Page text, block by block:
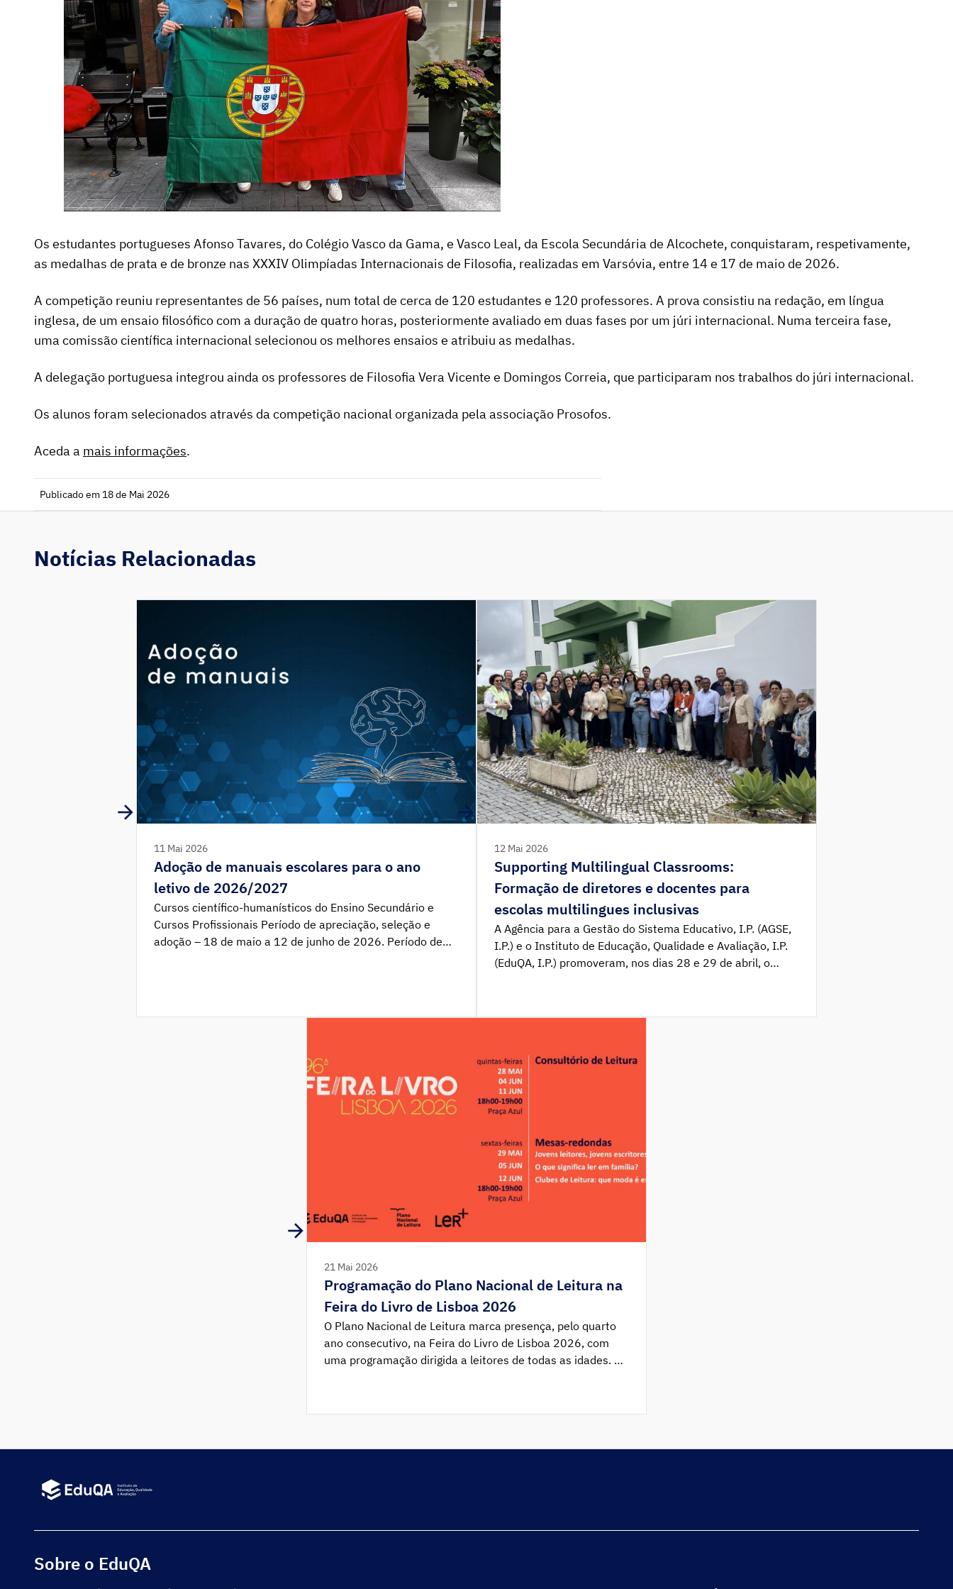
Os estudantes portugueses Afonso Tavares, do Colégio Vasco da Gama, e Vasco Leal, da Escola Secundária de Alcochete, conquistaram, respetivamente,
as medalhas de prata e de bronze nas XXXIV Olimpíadas Internacionais de Filosofia, realizadas em Varsóvia, entre 14 e 17 de maio de 2026.
A competição reuniu representantes de 56 países, num total de cerca de 120 estudantes e 120 professores. A prova consistiu na redação, em língua
inglesa, de um ensaio filosófico com a duração de quatro horas, posteriormente avaliado em duas fases por um júri internacional. Numa terceira fase,
uma comissão científica internacional selecionou os melhores ensaios e atribuiu as medalhas.
A delegação portuguesa integrou ainda os professores de Filosofia Vera Vicente e Domingos Correia, que participaram nos trabalhos do júri internacional.
Os alunos foram selecionados através da competição nacional organizada pela associação Prosofos.
Aceda a mais informações.
Publicado em 18 de Mai 2026
Notícias Relacionadas
11 Mai 2026
Adoção de manuais escolares para o ano
letivo de 2026/2027
Cursos científico-humanísticos do Ensino Secundário e
Cursos Profissionais Período de apreciação, seleção e
adoção – 18 de maio a 12 de junho de 2026. Período de
12 Mai 2026
Supporting Multilingual Classrooms:
Formação de diretores e docentes para
escolas multilingues inclusivas
A Agência para a Gestão do Sistema Educativo, I.P. (AGSE,
I.P.) e o Instituto de Educação, Qualidade e Avaliação, I.P.
(EduQA, I.P.) promoveram, nos dias 28 e 29 de abril, o
programa Supporting Multilingual Classrooms, do Centro
21 Mai 2026
Programação do Plano Nacional de Leitura na
Feira do Livro de Lisboa 2026
O Plano Nacional de Leitura marca presença, pelo quarto
ano consecutivo, na Feira do Livro de Lisboa 2026, com
uma programação dirigida a leitores de todas as idades. Na
personalizadas. Às sextas‑feiras, as mesas‑redondas
Sobre o EduQA